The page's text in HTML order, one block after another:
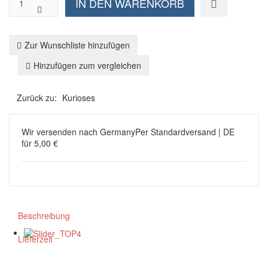
Zur Wunschliste hinzufügen
Hinzufügen zum vergleichen
Zurück zu: Kurioses
Wir versenden nach GermanyPer Standardversand | DE
für 5,00 €
Beschreibung
Lieferzeit